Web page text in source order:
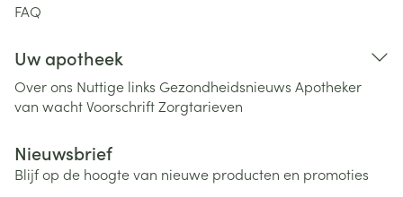
FAQ
Uw apotheek
Over ons Nuttige links Gezondheidsnieuws Apotheker
van wachtVoorschriftZorgtarieven
Nieuwsbrief
Blijf op de hoogte van nieuwe producten en promoties